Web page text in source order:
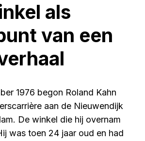
als
van een
1976 begon Roland Kahn
aan de Nieuwendijk
De winkel die hij overnam
was toen 24 jaar oud en had